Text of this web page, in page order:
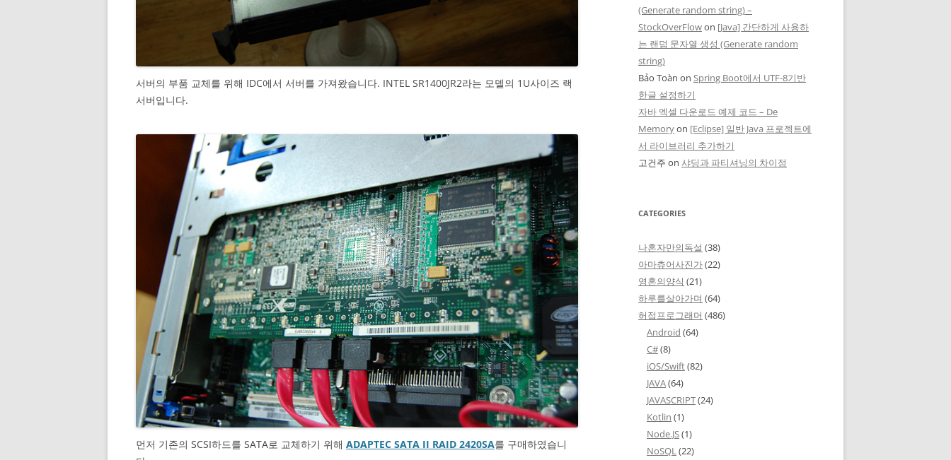
서버의 부품 교체를 위해 IDC에서 서버를 가져왔습니다. INTEL SR1400JR2라는 모델의 1U사이즈 랙
서버입니다.
먼저 기존의 SCSI하드를 SATA로 교체하기 위해 ADAPTEC SATA II RAID 2420SA를 구매하였습니
(Generate random string) –
StockOverFlowon [Java] 간단하게 사용하
는 랜덤 문자열 생성 (Generate random
string)
Bảo Toàn on Spring Boot에서 UTF-8기반
한글 설정하기
자바 엑셀 다운로드 예제 코드 – De
Memoryon [Eclipse] 일반 Java 프로젝트에
서 라이브러리 추가하기
고건주 on 샤딩과 파티셔닝의 차이점
CATEGORIES
나혼자만의독설 (38)
아마츄어사진가(22)
영혼의양식 (21)
하루를살아가며 (64)
허접프로그래머 (486)
Android (64)
C#(8)
iOS/Swift(82)
JAVA(64)
JAVASCRIPT(24)
Kotlin (1)
Node.JS(1)
NoSQL(22)